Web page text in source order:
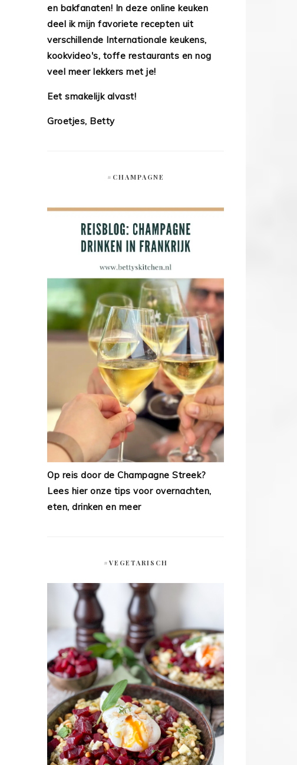
en bakfanaten! In deze online keuken
deel ik mijn favoriete recepten uit
verschillende Internationale keukens,
kookvideo's, toffe restaurants en nog
veel meer lekkers met je!
Eet smakelijk alvast!
Groetjes, Betty
#CHAMPAGNE
Op reis door de Champagne Streek?
Lees hier onze tips voor overnachten,
eten, drinken en meer
#VEGETARISCH